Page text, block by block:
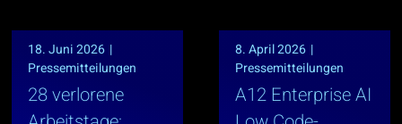
18. Juni 2026 |
Pressemitteilungen
28 verlorene
8. April 2026 |
Pressemitteilungen
A12 Enterprise AI